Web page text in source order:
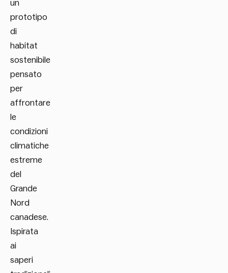
un
prototipo
di
habitat
sostenibile
pensato
per
affrontare
le
condizioni
climatiche
estreme
del
Grande
Nord
canadese.
Ispirata
ai
saperi